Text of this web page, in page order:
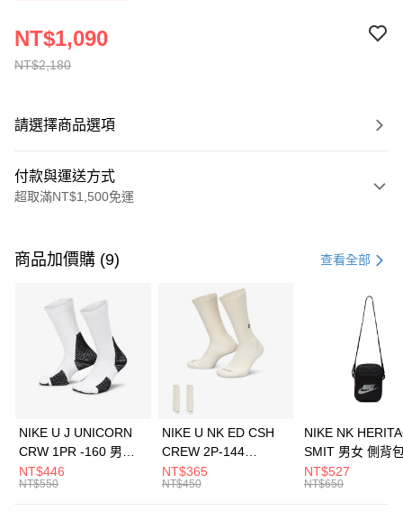
NT$2,180
NT$1,090
請選擇商品選項
付款與運送方式
超取滿NT$1,500免運
信用卡一次付款
3 期 0 利率 每期 21家銀行
合作金庫商業銀行
第一商業銀行
華南商業銀行
彰化商業銀行
上海商業儲蓄銀行
元大商業銀行
Apple Pay
全盈+PAY
AFTEE先享後付
商品加價購 (9) 查看全部
NIKE U J UNICORN
CRW 1PR -160 男女
中統襪 FZ3393100
NT$446
NT$550
NIKE U NK ED CSH
CREW 2P-144
EMBRDY 男女 短統襪
FZ3073133
NT$365
NT$450
NIKE NK
SMIT 男女 側背
BA5871010
NT$527
NT$650